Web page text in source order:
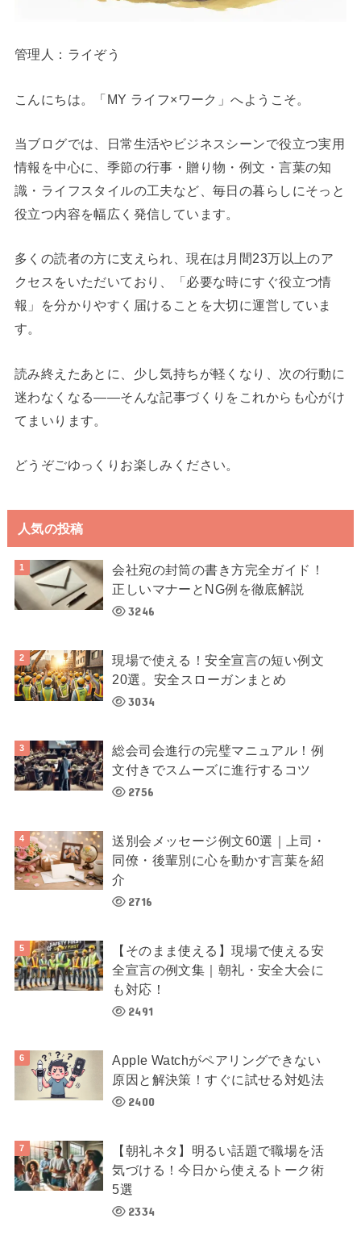
管理人：ライぞう
こんにちは。「MY ライフ×ワーク」へようこそ。
当ブログでは、日常生活やビジネスシーンで役立つ実用
情報を中心に、季節の行事・贈り物・例文・言葉の知
識・ライフスタイルの工夫など、毎日の暮らしにそっと
役立つ内容を幅広く発信しています。
多くの読者の方に支えられ、現在は月間23万以上のア
クセスをいただいており、「必要な時にすぐ役立つ情
報」を分かりやすく届けることを大切に運営していま
す。
読み終えたあとに、少し気持ちが軽くなり、次の行動に
迷わなくなる——そんな記事づくりをこれからも心がけ
てまいります。
どうぞごゆっくりお楽しみください。
人気の投稿
会社宛の封筒の書き方完全ガイド！
正しいマナーとNG例を徹底解説
3246
現場で使える！安全宣言の短い例文
20選。安全スローガンまとめ
3034
総会司会進行の完璧マニュアル！例
文付きでスムーズに進行するコツ
2756
送別会メッセージ例文60選｜上司・
同僚・後輩別に心を動かす言葉を紹
介
2716
【そのまま使える】現場で使える安
全宣言の例文集｜朝礼・安全大会に
も対応！
2491
Apple Watchがペアリングできない
原因と解決策！すぐに試せる対処法
2400
【朝礼ネタ】明るい話題で職場を活
気づける！今日から使えるトーク術
5選
2334